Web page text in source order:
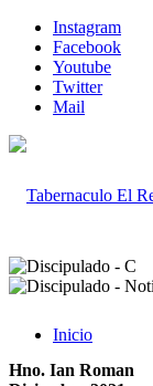
Instagram
Facebook
Youtube
Twitter
Mail
Inicio
Hno. Ian Roman